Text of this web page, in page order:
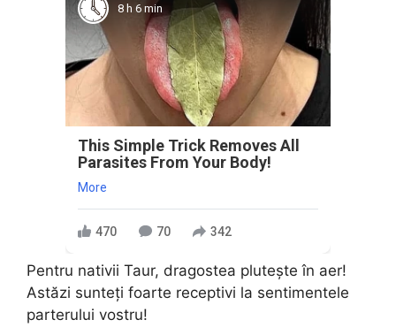
8 h 6 min
This Simple Trick Removes All
Parasites From Your Body!
More
470 70 342
Pentru nativii Taur, dragostea pluteşte în aer!
Astăzi sunteţi foarte receptivi la sentimentele
parterului vostru!